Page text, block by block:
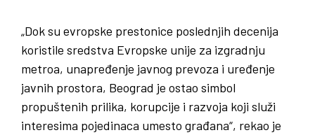
„Dok su evropske prestonice poslednjih decenija
koristile sredstva Evropske unije za izgradnju
metroa, unapređenje javnog prevoza i uređenje
javnih prostora, Beograd je ostao simbol
propuštenih prilika, korupcije i razvoja koji služi
interesima pojedinaca umesto građana“, rekao je